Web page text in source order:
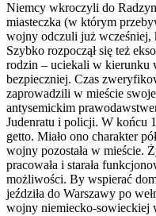
Niemcy wkroczyli do
miasteczka (w którym
wojny odczuli już wcześniej,
Szybko rozpoczął się też
rodzin – uciekali w kierunku
bezpieczniej. Czas
zaprowadzili w mieście
antysemickim
Judenratu i policji. W końcu
getto. Miało ono charakter
wojny pozostała w mieście.
pracowała i starała
możliwości. By wspierać
jeździła do Warszawy po
wojny niemiecko-sowieckiej